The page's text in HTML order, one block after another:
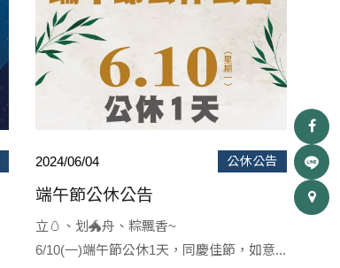
2024/06/04 公休公告
端午節公休公告
立🥚、划🐲舟、粽飄香~
6/10(一)端午節公休1天，同慶佳節，如意...